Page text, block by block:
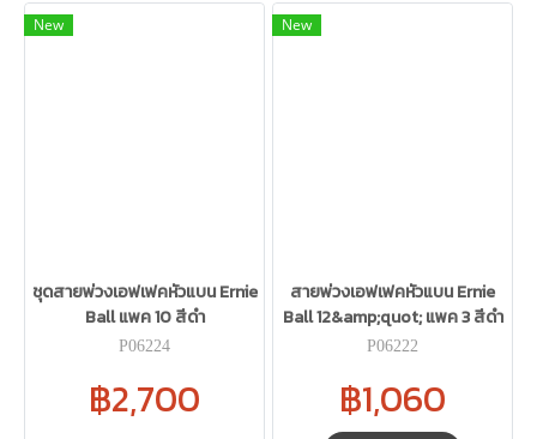
New
ชุดสายพ่วงเอฟเฟคหัวแบน Ernie
Ball แพค 10 สีดำ
P06224
฿2,700
New
สายพ่วงเอฟเฟคหัวแบน Ernie
Ball 12&amp;quot; แพค 3 สีดำ
P06222
฿1,060